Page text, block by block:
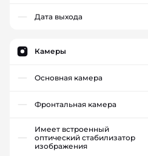
Дата выхода
Камеры
Основная камера
Фронтальная камера
Имеет встроенный
оптический стабилизатор
изображения